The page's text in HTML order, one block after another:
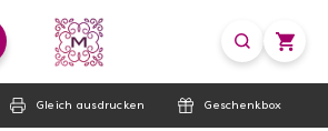
Gleich ausdrucken Geschenkbox